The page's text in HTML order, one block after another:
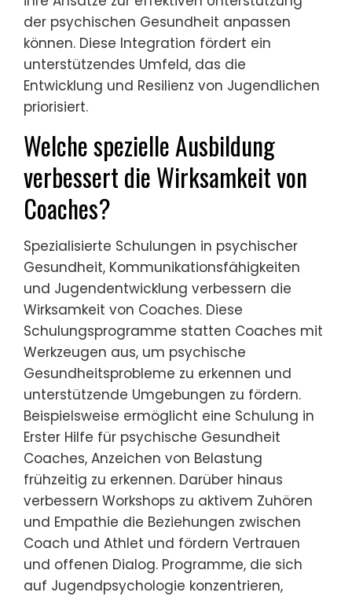
der psychischen Gesundheit anpassen
können. Diese Integration fördert ein
unterstützendes Umfeld, das die
Entwicklung und Resilienz von Jugendlichen
priorisiert.
Welche spezielle Ausbildung
verbessert die Wirksamkeit von
Coaches?
Spezialisierte Schulungen in psychischer
Gesundheit, Kommunikationsfähigkeiten
und Jugendentwicklung verbessern die
Wirksamkeit von Coaches. Diese
Schulungsprogramme statten Coaches mit
Werkzeugen aus, um psychische
Gesundheitsprobleme zu erkennen und
unterstützende Umgebungen zu fördern.
Beispielsweise ermöglicht eine Schulung in
Erster Hilfe für psychische Gesundheit
Coaches, Anzeichen von Belastung
frühzeitig zu erkennen. Darüber hinaus
verbessern Workshops zu aktivem Zuhören
und Empathie die Beziehungen zwischen
Coach und Athlet und fördern Vertrauen
und offenen Dialog. Programme, die sich
auf Jugendpsychologie konzentrieren,